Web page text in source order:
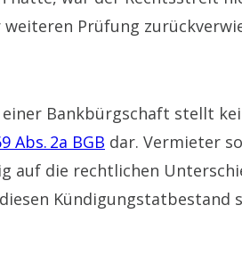
Prüfung
Bankbürgschaft stellt
Abs. 2a BGB dar. Vermieter
auf die rechtlichen
Kündigungstatbestand